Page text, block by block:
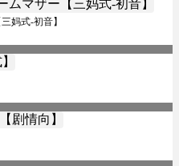
妈式-初音】